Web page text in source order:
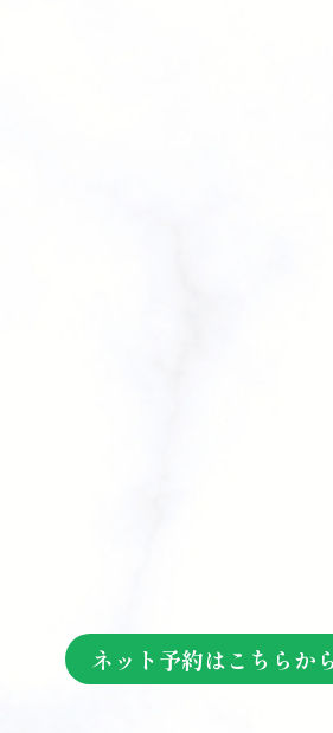
ネット予約はこちらか